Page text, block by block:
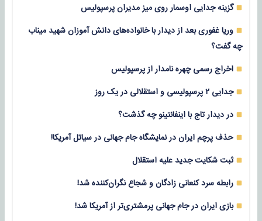
گزینه جدایی اوسمار روی میز مدیران پرسپولیس
وریا غفوری بعد از دیدار با خانواده‌های دانش آموزان شهید میناب
چه گفت؟
اخراج رسمی چهره نامدار از پرسپولیس
جدایی ۲ پرسپولیسی و استقلالی در یک روز
در دیدار تاج با اینفانتینو چه گذشت؟
حذف پرچم ایران در نمایشگاه جام جهانی در سیاتل آمریکا!
ثبت شکایت جدید علیه استقلال
رابطه سرد کنعانی زادگان و شجاع نگران‌کننده شد!
بازی‌ ایران در جام جهانی پرمشتری‌تر از آمریکا شد!